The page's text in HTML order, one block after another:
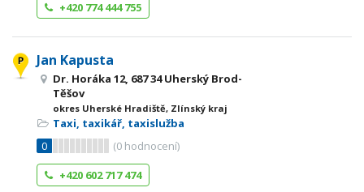
+420 774 444 755
Jan Kapusta
Dr. Horáka 12, 687 34 Uherský Brod-
Těšov
okres Uherské Hradiště, Zlínský kraj
Taxi, taxikář, taxislužba
0
(0 hodnocení)
+420 602 717 474